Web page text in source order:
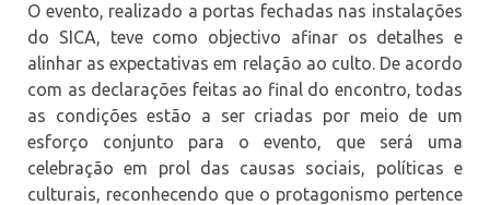
O evento, realizado a portas fechadas nas instalações
do SICA, teve como objectivo afinar os detalhes e
alinhar as expectativas em relação ao culto. De acordo
com as declarações feitas ao final do encontro, todas
as condições estão a ser criadas por meio de um
esforço conjunto para o evento, que será uma
celebração em prol das causas sociais, políticas e
culturais, reconhecendo que o protagonismo pertence